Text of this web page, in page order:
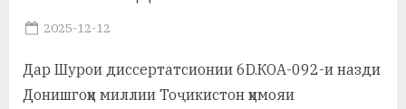
р
Posted
2025-12-12
Дар Шурои диссертатсионии 6D.КОА-092-и назди
Донишгоҳи миллии Тоҷикистон ҳимояи